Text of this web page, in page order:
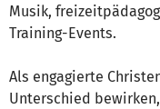
Musik,
Training-Events.
Als engagierte
Unterschied